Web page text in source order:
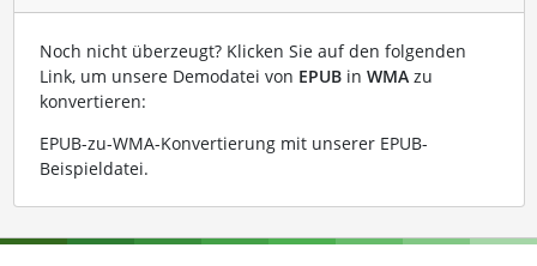
Noch nicht überzeugt? Klicken Sie auf den folgenden
Link, um unsere Demodatei von EPUBin WMAzu
konvertieren:
EPUB-zu-WMA-Konvertierung mit unserer EPUB-
Beispieldatei.